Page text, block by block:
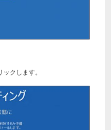
ックします。